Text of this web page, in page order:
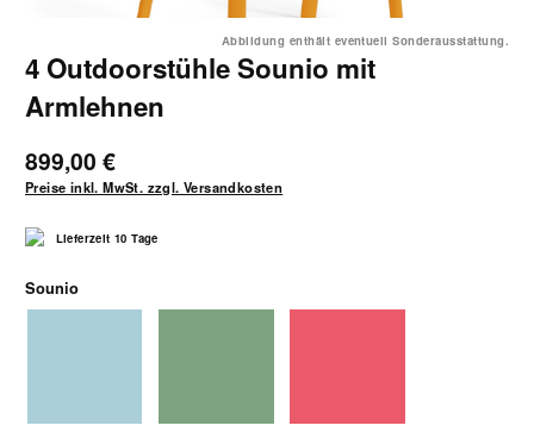
Abbildung enthält eventuell Sonderausstattung.
4 Outdoorstühle Sounio mit
Armlehnen
899,00 €
Preise inkl. MwSt. zzgl. Versandkosten
Lieferzeit 10 Tage
Sounioauswählen